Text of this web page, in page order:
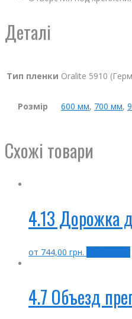
Деталі
Тип пленки Oralite 5910
Розмір 600 мм, 700 мм,
Схожі товари
4.13 Дорожка
от 744,00 грн.
4.7 Объезд